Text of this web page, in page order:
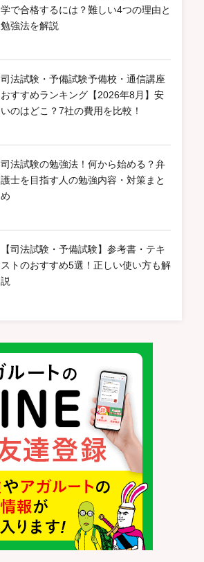
学で合格するには？難しい4つの理由と
勉強法を解説
司法試験・予備試験予備校・通信講座
おすすめランキング【2026年8月】安
いのはどこ？7社の費用を比較！
司法試験の勉強法！何から始める？弁
護士を目指す人の勉強内容・対策まと
め
【司法試験・予備試験】参考書・テキ
ストのおすすめ5選！正しい使い方も解
説